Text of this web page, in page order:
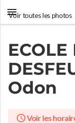
Voir toutes les photos
ECOLE
Odon
Voir les